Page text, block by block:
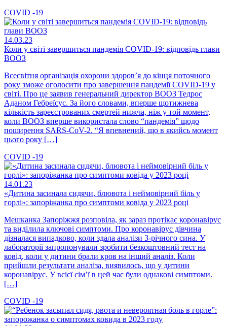
COVID -19
14.03.23
Коли у світі завершиться пандемія COVID-19: відповідь глави
ВООЗ
Всесвітня організація охорони здоров’я до кінця поточного
року зможе оголосити про завершення пандемії COVID-19 у
світі. Про це заявив генеральний директор ВООЗ Тедрос
Аданом Гебреїсус. За його словами, вперше щотижнева
кількість зареєстрованих смертей нижча, ніж у той момент,
коли ВООЗ вперше використала слово “пандемія” щодо
поширення SARS-CoV-2. “Я впевнений, що в якийсь момент
цього року […]
COVID -19
14.01.23
«Дитина засинала сидячи, блювота і неймовірний біль у
горлі»: запоріжанка про симптоми ковіда у 2023 році
Мешканка Запоріжжя розповіла, як зараз протікає коронавірус
та виділила ключові симптоми. Про коронавірус дівчина
дізналася випадково, коли здала аналізи 3-річного сина. У
лабораторії запропонували зробити безкоштовний тест на
ковід, коли у дитини брали кров на інший аналіз. Коли
прийшли результати аналіза, виявилось, що у дитини
коронавірус. У всієї сім’ї в цей час були однакові симптоми.
[…]
COVID -19